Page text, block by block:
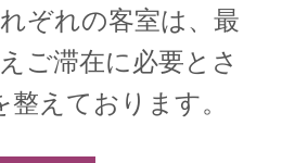
ぞれの客室は、最
ご滞在に必要とさ
えております。